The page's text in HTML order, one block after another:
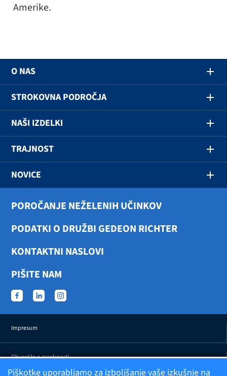
Amerike.
O NAS
STROKOVNA PODROČJA
NAŠI IZDELKI
TRAJNOST
NOVICE
POROČANJE NEŽELENIH UČINKOV
PODATKI O DRUŽBI GEDEON RICHTER
KONTAKTNI NASLOVI
PIŠITE NAM
Impresum
Obvestilo o zasebnosti
Piškotke uporabljamo za izboljšanje vaše izkušnje na